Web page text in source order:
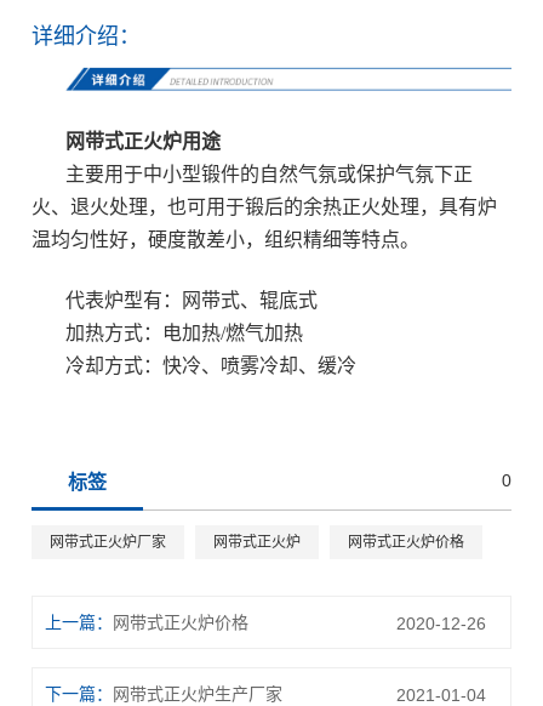
详细介绍：
网带式正火炉用途
主要用于中小型锻件的自然气氛或保护气氛下正
火、退火处理，也可用于锻后的余热正火处理，具有炉
温均匀性好，硬度散差小，组织精细等特点。
代表炉型有：网带式、辊底式
加热方式：电加热/燃气加热
冷却方式：快冷、喷雾冷却、缓冷
标签 0
网带式正火炉厂家 网带式正火炉 网带式正火炉价格
上一篇： 网带式正火炉价格 2020-12-26
下一篇： 网带式正火炉生产厂家 2021-01-04